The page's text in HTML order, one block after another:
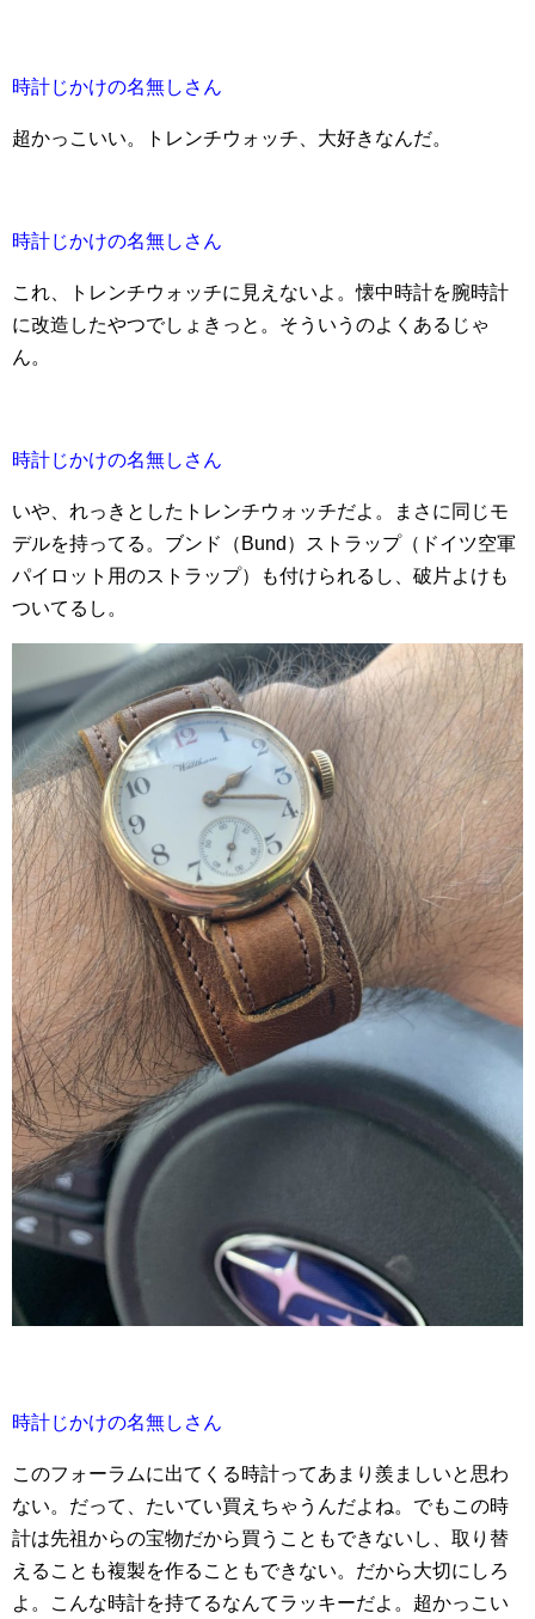
時計じかけの名無しさん
超かっこいい。トレンチウォッチ、大好きなんだ。
時計じかけの名無しさん
これ、トレンチウォッチに見えないよ。懐中時計を腕時計
に改造したやつでしょきっと。そういうのよくあるじゃ
ん。
時計じかけの名無しさん
いや、れっきとしたトレンチウォッチだよ。まさに同じモ
デルを持ってる。ブンド（Bund）ストラップ（ドイツ空軍
パイロット用のストラップ）も付けられるし、破片よけも
ついてるし。
時計じかけの名無しさん
このフォーラムに出てくる時計ってあまり羨ましいと思わ
ない。だって、たいてい買えちゃうんだよね。でもこの時
計は先祖からの宝物だから買うこともできないし、取り替
えることも複製を作ることもできない。だから大切にしろ
よ。こんな時計を持てるなんてラッキーだよ。超かっこい